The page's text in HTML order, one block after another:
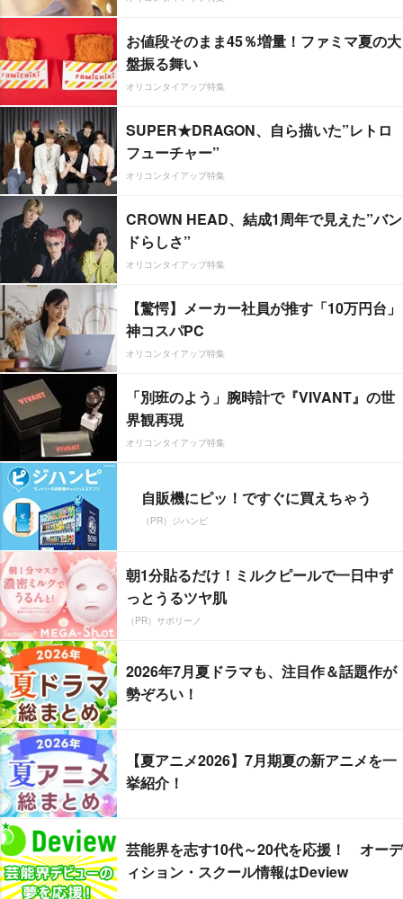
お値段そのまま45％増量！ファミマ夏の大
盤振る舞い
オリコンタイアップ特集
SUPER★DRAGON、自ら描いた”レトロ
フューチャー”
オリコンタイアップ特集
CROWN HEAD、結成1周年で見えた”バン
ドらしさ”
オリコンタイアップ特集
【驚愕】メーカー社員が推す「10万円台」
神コスパPC
オリコンタイアップ特集
「別班のよう」腕時計で『VIVANT』の世
界観再現
オリコンタイアップ特集
自販機にピッ！ですぐに買えちゃう
（PR）ジハンピ
朝1分貼るだけ！ミルクピールで一日中ず
っとうるツヤ肌
（PR）サボリーノ
2026年7月夏ドラマも、注目作＆話題作が
勢ぞろい！
【夏アニメ2026】7月期夏の新アニメを一
挙紹介！
芸能界を志す10代～20代を応援！ オーデ
ィション・スクール情報はDeview